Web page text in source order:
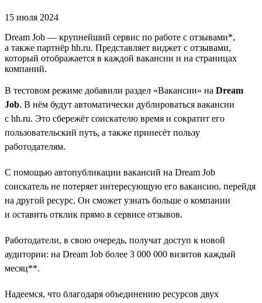
15 июля 2024
Dream Job — крупнейший сервис по работе с отзывами*,
а также партнёр hh.ru. Представляет виджет с отзывами,
который отображается в каждой вакансии и на страницах
компаний.
В тестовом режиме добавили раздел «Вакансии» на Dream
Job. В нём будут автоматически дублироваться вакансии
с hh.ru. Это сбережёт соискателю время и сократит его
пользовательский путь, а также принесёт пользу
работодателям.
С помощью автопубликации вакансий на Dream Job
соискатель не потеряет интересующую его вакансию, перейдя
на другой ресурс. Он сможет узнать больше о компании
и оставить отклик прямо в сервисе отзывов.
Работодатели, в свою очередь, получат доступ к новой
аудитории: на Dream Job более 3 000 000 визитов каждый
месяц**.
Надеемся, что благодаря объединению ресурсов двух